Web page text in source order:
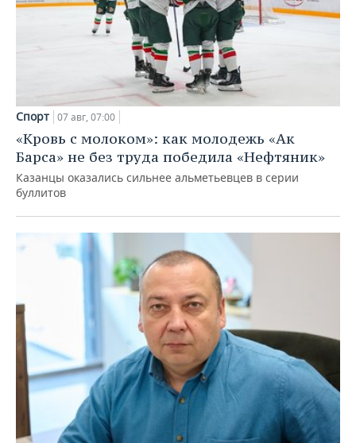
Спорт 07 авг, 07:00
«Кровь с молоком»: как молодежь «Ак
Барса» не без труда победила «Нефтяник»
Казанцы оказались сильнее альметьевцев в серии
буллитов